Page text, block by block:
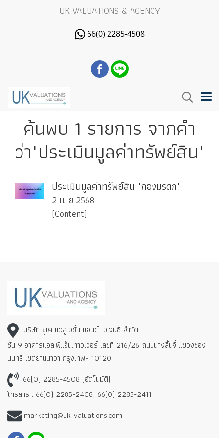
UK VALUATIONS & AGENCY
66(0) 2285-4508
ค้นพบ 1 รายการ จากคำ
ว่า"ประเมินมูลค่าทรัพย์สิน"
ประเมินมูลค่าทรัพย์สิน "กองมรดก"
2 เม.ย 2568
(Content)
บริษัท ยูเค แวลูเอชั่น แอนด์ เอเจนซี่ จำกัด
ชั้น 9 อาคารแอล.พี.เอ็น.ทาวเวอร์ เลขที่ 216/26 ถนนนางลิ้นจี่ แขวงช่อง
นนทรี เขตยานนาวา กรุงเทพฯ 10120
66(0) 2285-4508 (อัตโนมัติ)
โทรสาร : 66(0) 2285-2408, 66(0) 2285-2411
marketing@uk-valuations.com